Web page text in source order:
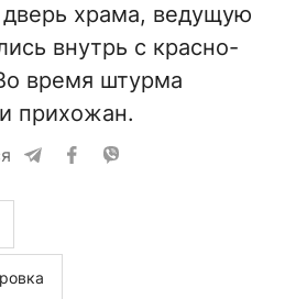
храма, ведущую
внутрь с красно-
время штурма
прихожан.